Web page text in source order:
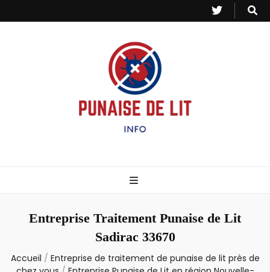
– Info
Entreprise Traitement Punaise de Lit
Sadirac 33670
Accueil / Entreprise de traitement de punaise de lit près de